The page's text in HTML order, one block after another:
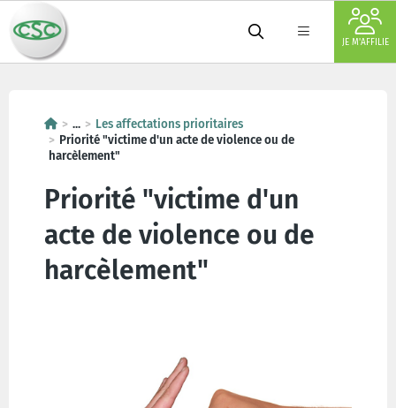
JE M'AFFILIE
...
Les affectations prioritaires
Priorité "victime d'un acte de violence ou de
harcèlement"
Priorité "victime d'un
acte de violence ou de
harcèlement"